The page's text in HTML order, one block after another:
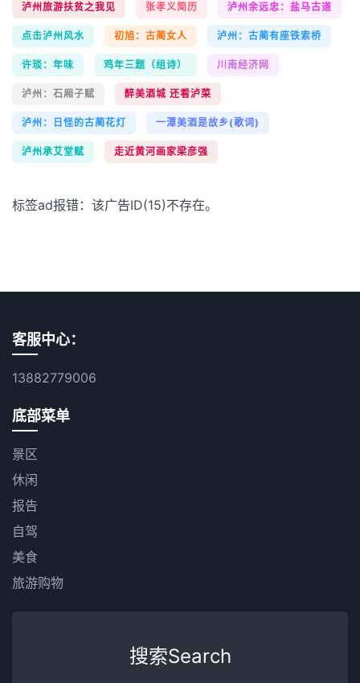
泸州旅游扶贫之我见 张孝义简历 泸州余远忠：盐马古道
点击泸州风水 初旭：古蔺女人 泸州：古蔺有座铁索桥
许琰：年味 鸡年三题（组诗） 川南经济网
泸州：石厢子赋 醉美酒城 还看泸菜
泸州：日怪的古蔺花灯 一潭美酒是故乡(歌词)
泸州承艾堂赋 走近黄河画家梁彦强
标签ad报错：该广告ID(15)不存在。
客服中心：
13882779006
底部菜单
景区
休闲
报告
自驾
美食
旅游购物
搜索Search